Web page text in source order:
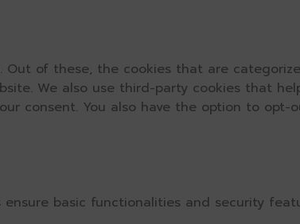
of these, the cookies that are
We also use third-party cookies that
consent. You also have the option to opt-
basic functionalities and security